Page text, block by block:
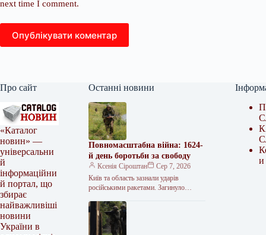
next time I comment.
Опублікувати коментар
Про сайт
«Каталог
новин» —
універсальни
й
інформаційни
й портал, що
збирає
найважливіші
новини
України в
Останні новини
Повномасштабна війна: 1624-
й день боротьби за свободу
Ксенія Сіроштан
Сер 7, 2026
Київ та область зазнали ударів
російськими ракетами. Загинуло
отримали поранення. Атаковано
цивільну інфраструктуру, зокрема
логістичні центри…
и